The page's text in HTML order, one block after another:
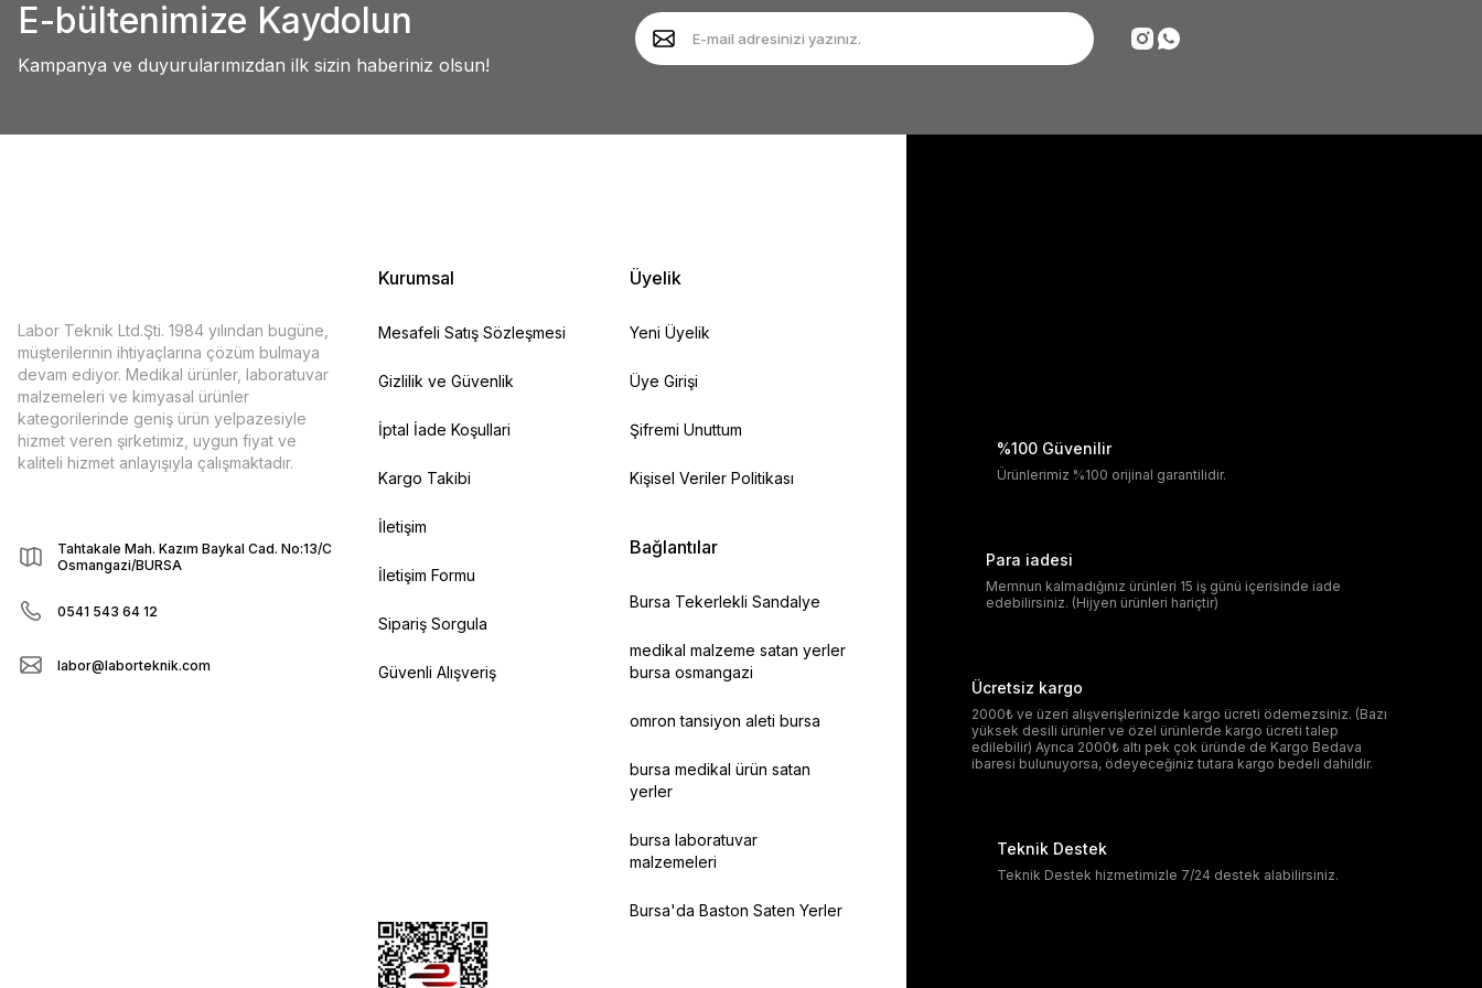
Ürün açıklamasında eksik bilgiler bulunuyor.
Ürün fiyatı diğer sitelerden daha pahalı.
Deneyimini Paylaş
E-bültenimize Kaydolun
Kampanya ve duyurularımızdan ilk sizin haberiniz olsun!
Labor Teknik Ltd.Şti. 1984 yılından bugüne,
müşterilerinin ihtiyaçlarına çözüm bulmaya
devam ediyor. Medikal ürünler, laboratuvar
malzemeleri ve kimyasal ürünler
kategorilerinde geniş ürün yelpazesiyle
hizmet veren şirketimiz, uygun fiyat ve
kaliteli hizmet anlayışıyla çalışmaktadır.
Tahtakale Mah. Kazım Baykal Cad. No:13/C
Osmangazi/BURSA
0541 543 64 12
labor@laborteknik.com
Kurumsal
Mesafeli Satış Sözleşmesi
Gizlilik ve Güvenlik
İptal İade Koşullari
Kargo Takibi
İletişim
İletişim Formu
Sipariş Sorgula
Güvenli Alışveriş
Üyelik
Yeni Üyelik
Üye Girişi
Şifremi Unuttum
Kişisel Veriler Politikası
Bağlantılar
Bursa Tekerlekli Sandalye
medikal malzeme satan yerler
bursa osmangazi
omron tansiyon aleti bursa
bursa medikal ürün satan
yerler
bursa laboratuvar
malzemeleri
Bursa'da Baston Saten Yerler
%100 Güvenilir
Ürünlerimiz %100 orijinal garantilidir.
Para iadesi
Memnun kalmadığınız ürünleri 15 iş günü içerisinde iade
edebilirsiniz. (Hijyen ürünleri hariçtir)
Ücretsiz kargo
2000₺ ve üzeri alışverişlerinizde kargo ücreti ödemezsiniz. (Bazı
yüksek desili ürünler ve özel ürünlerde kargo ücreti talep
edilebilir) Ayrıca 2000₺ altı pek çok üründe de Kargo Bedava
ibaresi bulunuyorsa, ödeyeceğiniz tutara kargo bedeli dahildir.
Teknik Destek
Teknik Destek hizmetimizle 7/24 destek alabilirsiniz.